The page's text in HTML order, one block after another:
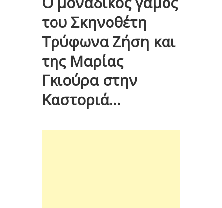
του Σκηνοθέτη
Τρύφωνα Ζήση και
της Μαρίας
Γκιούρα στην
Καστοριά…